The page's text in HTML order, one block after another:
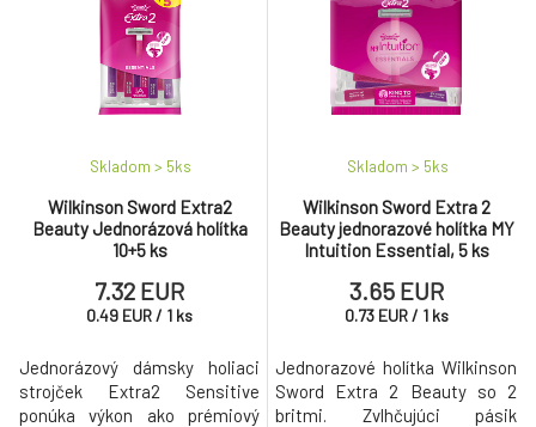
Wilkinson Sword Extra2
Beauty Jednorázová holítka
10+5 ks
Skladom > 5ks
7.32 EUR
0.49 EUR/ 1 ks
Jednorázový dámsky holiaci
strojček Extra2 Sensitive
ponúka výkon ako prémiový
Wilkinson Sword Extra 2
Beauty jednorazové holítka MY
Intuition Essential, 5 ks
Skladom > 5ks
3.65 EUR
0.73 EUR / 1 ks
Jednorazové holítka Wilkinson
Sword Extra 2 Beauty so 2
britmi. Zvlhčujúci pásik